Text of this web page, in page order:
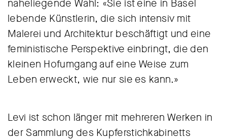
naheliegende Wahl: «Sie ist eine in Basel
lebende Künstlerin, die sich intensiv mit
Malerei und Architektur beschäftigt und eine
feministische Perspektive einbringt, die den
kleinen Hofumgang auf eine Weise zum
Leben erweckt, wie nur sie es kann.»
Levi ist schon länger mit mehreren Werken in
der Sammlung des Kupferstichkabinetts